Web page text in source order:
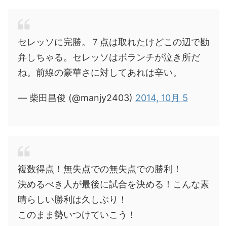
セレッソに完勝。７点は取れたけどこの辺で勘
弁しちゃる。セレッソはボランチが泣き所だ
ね。前線の豪華さに対してあれは辛い。
— 柴田昌俊 (@manjy2403) 2014, 10月 5
複数得点！無失点での無失点での勝利！
決めるべき人が最後に試合を決める！こんな素
晴らしい勝利は久しぶり！
このまま勢いつけていこう！